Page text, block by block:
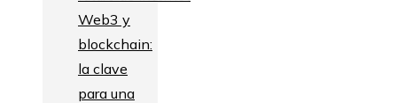
Web3 y
blockchain:
la clave
para una